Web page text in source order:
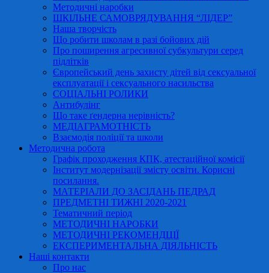
Методичні наробки
ШКІЛЬНЕ САМОВРЯДУВАННЯ “ЛІДЕР”
Наша творчість
Що робити школам в разі бойових дій
Про поширення агресивної субкультури серед
підлітків
Європейський день захисту дітей від сексуальної
експлуатації і сексуального насильства
СОЦІАЛЬНІ РОЛИКИ
Антибулінг
Що таке ґендерна нерівність?
МЕДІАГРАМОТНІСТЬ
Взаємодія поліції та школи
Методична робота
Графік проходження КПК, атестаційної комісії
Інститут модернізації змісту освіти. Корисні
посилання.
МАТЕРІАЛИ ДО ЗАСІДАНЬ ПЕДРАД
ПРЕДМЕТНІ ТИЖНІ 2020-2021
Тематичний період
МЕТОДИЧНІ НАРОБКИ
МЕТОДИЧНІ РЕКОМЕНДЦІЇ
ЕКСПЕРИМЕНТАЛЬНА ДІЯЛЬНІСТЬ
Наші контакти
Про нас